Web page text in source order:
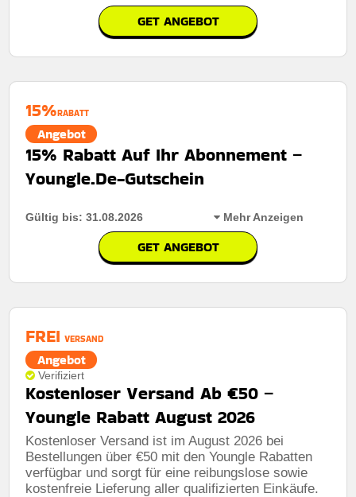
GET ANGEBOT
15%RABATT
Angebot
15% Rabatt Auf Ihr Abonnement –
Youngle.De-Gutschein
Gültig bis: 31.08.2026 Mehr Anzeigen
GET ANGEBOT
Berechtigung:
Art des Angebots:
Kumulierbar:Nicht mit anderen Aktionen kombinierbar
Nutzungsbedingungen auf der Website des Händlers.
FREI VERSAND
Angebot
Verifiziert
Kostenloser Versand Ab €50 –
Youngle Rabatt August 2026
Kostenloser Versand ist im August 2026 bei
Bestellungen über €50 mit den Youngle Rabatten
verfügbar und sorgt für eine reibungslose sowie
kostenfreie Lieferung aller qualifizierten Einkäufe.